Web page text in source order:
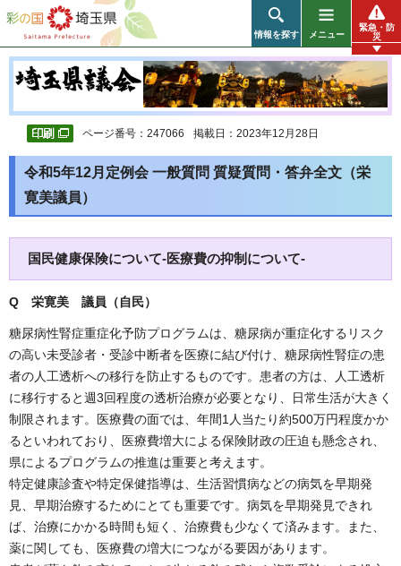
彩の国 埼玉県
情報を探す メニュー
緊急・防
災
ページ番号：247066 掲載日：2023年12月28日
令和5年12月定例会 一般質問 質疑質問・答弁全文（栄
寛美議員）
国民健康保険について-医療費の抑制について-
Q 栄寛美 議員（自民）
糖尿病性腎症重症化予防プログラムは、糖尿病が重症化するリスク
の高い未受診者・受診中断者を医療に結び付け、糖尿病性腎症の患
者の人工透析への移行を防止するものです。患者の方は、人工透析
に移行すると週3回程度の透析治療が必要となり、日常生活が大きく
制限されます。医療費の面では、年間1人当たり約500万円程度かか
るといわれており、医療費増大による保険財政の圧迫も懸念され、
県によるプログラムの推進は重要と考えます。
特定健康診査や特定保健指導は、生活習慣病などの病気を早期発
見、早期治療するためにとても重要です。病気を早期発見できれ
ば、治療にかかる時間も短く、治療費も少なくて済みます。また、
薬に関しても、医療費の増大につながる要因があります。